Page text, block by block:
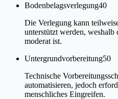
Bodenbelagsverlegung40
Die Verlegung kann
unterstützt werden,
moderat ist.
Untergrundvorbereitung50
Technische
automatisieren, jedoch
menschliches Eingreifen.